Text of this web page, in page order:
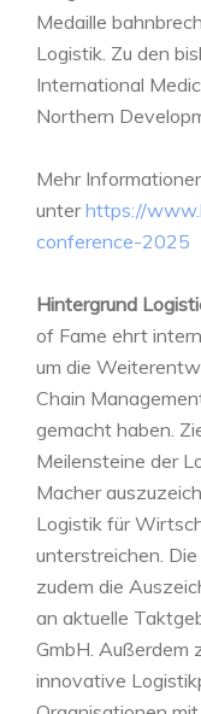
Medaille
Logistik. Zu den
International
Northern
Mehr
unterhttps://
conference-2025
Hintergrund
of Fame ehrt
um die
Chain
gemacht haben.
Meilensteine der
Macher
Logistik für
unterstreichen.
zudem die
an aktuelle
GmbH. Außerdem
innovative